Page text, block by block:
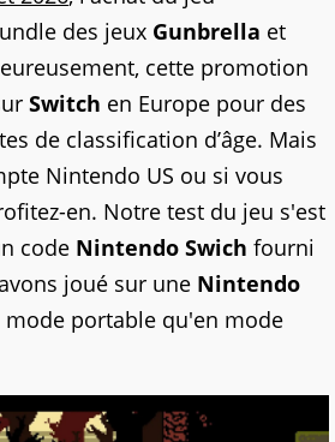
des jeux Gunbrella et
cette promotion
Switch en Europe pour des
de classification d’âge. Mais
Nintendo US ou si vous
en. Notre test du jeu s'est
code Nintendo Swich fourni
joué sur une Nintendo
mode portable qu'en mode